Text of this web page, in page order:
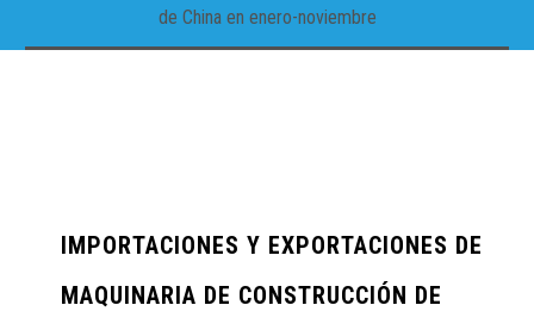
Español
de China en enero-noviembre
IMPORTACIONES Y EXPORTACIONES DE
MAQUINARIA DE CONSTRUCCIÓN DE